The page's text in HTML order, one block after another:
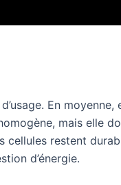
En
mais elle
cellules restent
d’énergie.